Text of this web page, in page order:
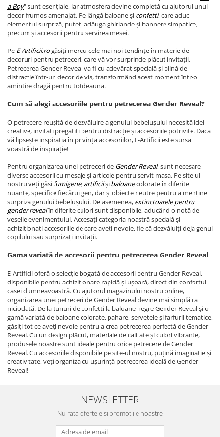
a Boy" sunt esențiale, iar atmosfera devine completă cu ajutorul unui
decor frumos amenajat. Pe lângă baloane și confetti, care aduc
elementul surpriză, puteți adăuga ghirlande și bannere simpatice,
precum și accesorii pentru servirea mesei.
Pe E-Artificii.rogăsiți mereu cele mai noi tendințe în materie de
decoruri pentru petreceri, care vă vor surprinde plăcut invitații.
Petrecerea Gender Reveal va fi cu adevărat specială și plină de
distracție într-un decor de vis, transformând acest moment într-o
amintire dragă pentru totdeauna.
Cum să alegi accesoriile pentru petrecerea Gender Reveal?
O petrecere reușită de dezvăluire a genului bebelușului necesită idei
creative, invitați pregătiți pentru distracție și accesoriile potrivite. Dacă
vă lipsește inspirația în privința accesoriilor, E-Artificii este sursa
voastră de inspirație!
Pentru organizarea unei petreceri de Gender Reveal, sunt necesare
diverse accesorii cu mesaje și articole pentru servit masa. Pe site-ul
nostru veți găsi fumigene, artificiiși baloanecolorate în diferite
nuanțe, specifice fiecărui gen, dar și obiecte neutre pentru a menține
surpriza genului bebelușului. De asemenea, extinctoarele pentru
gender revealîn diferite culori sunt disponibile, aducând o notă de
veselie evenimentului. Accesați categoria noastră specială și
achiziționați accesoriile de care aveți nevoie, fie că dezvăluiți deja genul
copilului sau surprizați invitații.
Gama variată de accesorii pentru petrecerea Gender Reveal
E-Artificii oferă o selecție bogată de accesorii pentru Gender Reveal,
disponibile pentru achiziționare rapidă și ușoară, direct din confortul
casei dumneavoastră. Cu ajutorul magazinului nostru online,
organizarea unei petreceri de Gender Reveal devine mai simplă ca
niciodată. De la tunuri de confetti la baloane negre Gender Reveal și o
gamă variată de baloane colorate, pahare, servetele și farfurii tematice,
găsiți tot ce aveți nevoie pentru a crea petrecerea perfectă de Gender
Reveal. Cu un design plăcut, materiale de calitate și culori vibrante,
produsele noastre sunt ideale pentru orice petrecere de Gender
Reveal. Cu accesoriile disponibile pe site-ul nostru, puțină imaginație și
creativitate, veți organiza cu ușurință petrecerea ideală de Gender
Reveal!
NEWSLETTER
Nu rata ofertele si promotiile noastre